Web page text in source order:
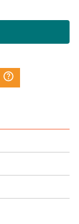
question_mark_circle